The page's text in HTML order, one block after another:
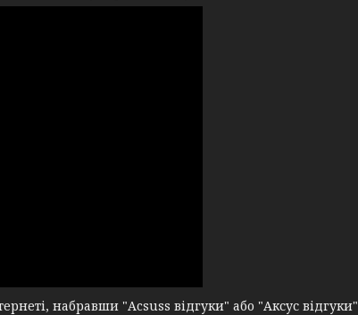
набравши "Acsuss відгуки" або "Аксус відгуки"